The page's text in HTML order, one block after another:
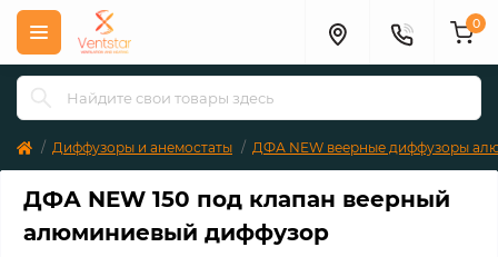
0
Диффузоры и анемостаты ДФА NEW веерные диффузоры
ДФА NEW 150 под клапан веерный
алюминиевый диффузор